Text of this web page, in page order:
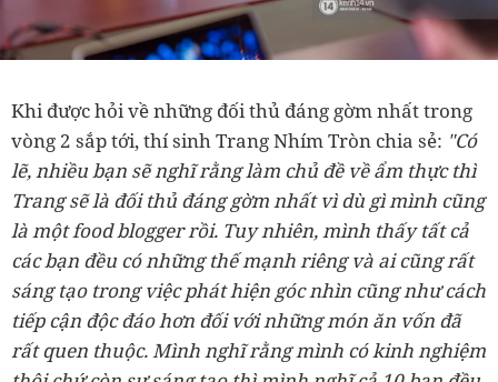
Khi được hỏi về những đối thủ đáng gờm nhất trong
vòng 2 sắp tới, thí sinh Trang Nhím Tròn chia sẻ: "Có
lẽ, nhiều bạn sẽ nghĩ rằng làm chủ đề về ẩm thực thì
Trang sẽ là đối thủ đáng gờm nhất vì dù gì mình cũng
là một food blogger rồi. Tuy nhiên, mình thấy tất cả
các bạn đều có những thế mạnh riêng và ai cũng rất
sáng tạo trong việc phát hiện góc nhìn cũng như cách
tiếp cận độc đáo hơn đối với những món ăn vốn đã
rất quen thuộc. Mình nghĩ rằng mình có kinh nghiệm